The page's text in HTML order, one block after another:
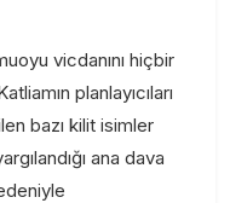
vicdanını hiçbir
planlayıcıları
bazı kilit isimler
ana dava